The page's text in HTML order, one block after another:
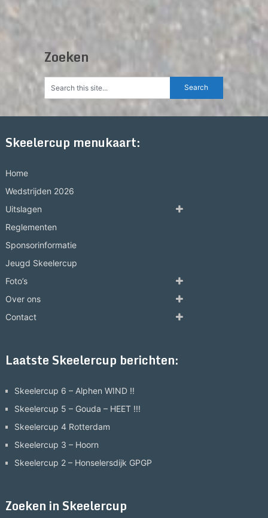
Zoeken
Skeelercup menukaart:
Home
Wedstrijden 2026
Uitslagen
Reglementen
Sponsorinformatie
Jeugd Skeelercup
Foto’s
Over ons
Contact
Laatste Skeelercup berichten:
Skeelercup 6 – Alphen WIND !!
Skeelercup 5 – Gouda – HEET !!!
Skeelercup 4 Rotterdam
Skeelercup 3 – Hoorn
Skeelercup 2 – Honselersdijk GPGP
Zoeken in Skeelercup